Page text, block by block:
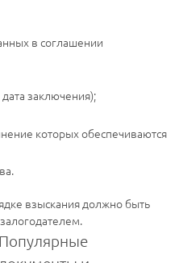
в соглашении
заключения);
которых обеспечиваются
взыскания должно быть
Популярные